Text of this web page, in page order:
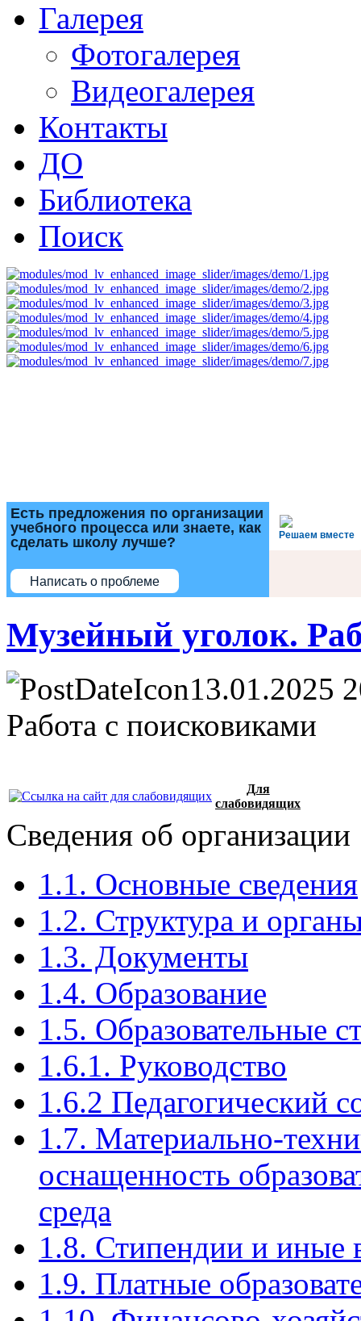
Галерея
Фотогалерея
Видеогалерея
Контакты
ДО
Библиотека
Поиск
Решаем вместе
Есть предложения по организации
учебного процесса или знаете, как
сделать школу лучше?
Написать о проблеме
Музейный уголок.
13.01.2025
Работа с поисковиками
Для
слабовидящих
Сведения об организации
1.1. Основные сведения
1.2. Структура и
1.3. Документы
1.4. Образование
1.5. Образовательные
1.6.1. Руководство
1.6.2 Педагогический
1.7. Материально-
оснащенность
среда
1.8. Стипендии и иные
1.9. Платные